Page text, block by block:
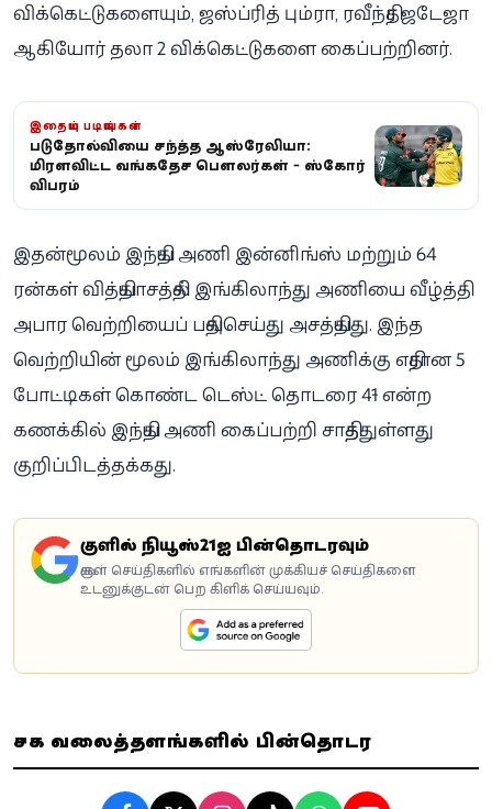
விக்கெட்டுகளையும், ஜஸ்ப்ரித் பும்ரா, ரவீந்திர ஜடேஜா
ஆகியோர் தலா 2 விக்கெட்டுகளை கைப்பற்றினர்.
இதையும் படியுங்கள்
படுதோல்வியை சந்தித்த ஆஸ்திரேலியா:
மிரளவிட்ட வங்கதேச பௌலர்கள் - ஸ்கோர்
விபரம்
இதன்மூலம் இந்திய அணி இன்னிங்ஸ் மற்றும் 64
ரன்கள் வித்தியாசத்தில் இங்கிலாந்து அணியை வீழ்த்தி
அபார வெற்றியைப் பதிவுசெய்து அசத்தியது. இந்த
வெற்றியின் மூலம் இங்கிலாந்து அணிக்கு எதிரான 5
போட்டிகள் கொண்ட டெஸ்ட் தொடரை 4-1 என்ற
கணக்கில் இந்திய அணி கைப்பற்றி சாதித்துள்ளது
குறிப்பிடத்தக்கது.
கூகுளில் நியூஸ்21ஐ பின்தொடரவும்
கூகுள் செய்திகளில் எங்களின் முக்கியச் செய்திகளை
உடனுக்குடன் பெற கிளிக் செய்யவும்.
சமூக வலைத்தளங்களில் பின்தொடர